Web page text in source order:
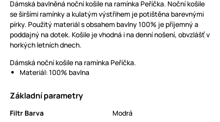
Dámská bavlněná noční košile na ramínka Peříčka. Noční košile
se širšími ramínky a kulatým výstřihem je potištěna barevnými
pírky. Použitý materiál s obsahem bavlny 100% je příjemný a
poddajný na dotek. Košile je vhodná i na denní nošení, obvzlášť v
horkých letních dnech.
Dámská noční košile na ramínka Peříčka.
Materiál: 100% bavlna
Základní parametry
Filtr Barva
Modrá